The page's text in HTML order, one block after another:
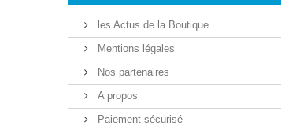
les Actus de la Boutique
Mentions légales
Nos partenaires
A propos
Paiement sécurisé